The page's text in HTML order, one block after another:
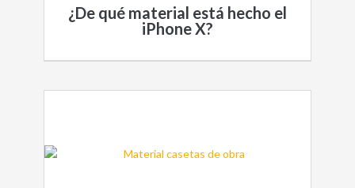
¿De qué material está hecho el
iPhone X?